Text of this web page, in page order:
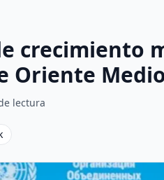
crecimiento
Oriente
lectura